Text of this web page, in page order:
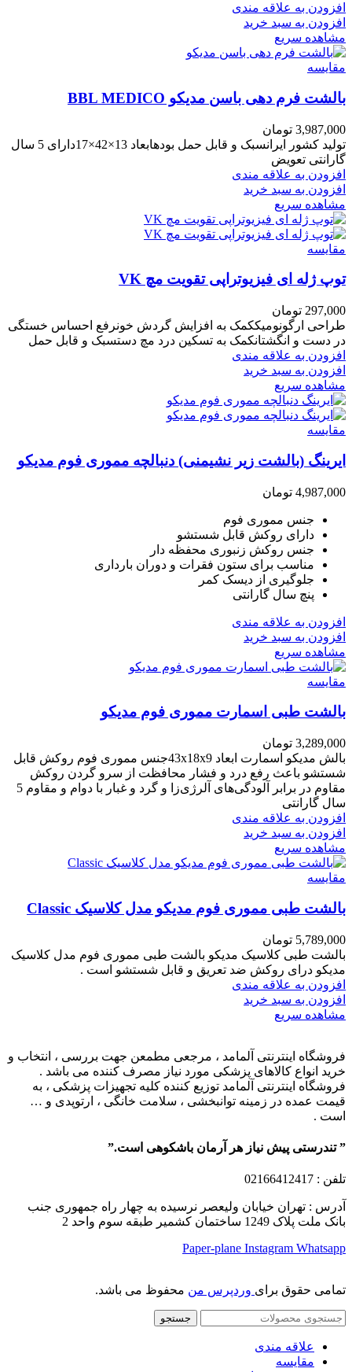
افزودن به علاقه مندی
افزودن به سبد خرید
مشاهده سریع
مقایسه
بالشت فرم دهی باسن مدیکو BBL MEDICO
3,987,000 تومان
تولید کشور ایرانسبک و قابل حمل بودهابعاد 13×42×17دارای 5 سال
گارانتی تعویض
افزودن به علاقه مندی
افزودن به سبد خرید
مشاهده سریع
مقایسه
توپ ژله ای فیزیوتراپی تقویت مچ VK
297,000 تومان
طراحی ارگونومیککمک به افزایش گردش خونرفع احساس خستگی
در دست و انگشتانکمک به تسکین درد مچ دستسبک و قابل حمل
افزودن به علاقه مندی
افزودن به سبد خرید
مشاهده سریع
مقایسه
ایرینگ (بالشت زیر نشیمنی) دنبالچه مموری فوم مدیکو
4,987,000 تومان
جنس مموری فوم
دارای روکش قابل شستشو
جنس روکش زنبوری محفظه دار
مناسب برای ستون فقرات و دوران بارداری
جلوگیری از دیسک کمر
پنچ سال گارانتی
افزودن به علاقه مندی
افزودن به سبد خرید
مشاهده سریع
مقایسه
بالشت طبی اسمارت مموری فوم مدیکو
3,289,000 تومان
بالش مدیکو اسمارت ابعاد 43x18x9جنس مموری فوم روکش قابل
شستشو باعث رفع درد و فشار محافظت از سرو گردن روکش
مقاوم در برابر آلودگی‌های آلرژی‌زا و گرد و غبار با دوام و مقاوم 5
سال گارانتی
افزودن به علاقه مندی
افزودن به سبد خرید
مشاهده سریع
مقایسه
بالشت طبی مموری فوم مدیکو مدل کلاسیک Classic
5,789,000 تومان
بالشت طبی کلاسیک مدیکو بالشت طبی مموری فوم مدل کلاسیک
مدیکو درای روکش ضد تعریق و قابل شستشو است .
افزودن به علاقه مندی
افزودن به سبد خرید
مشاهده سریع
فروشگاه اینترنتی آلمامد ، مرجعی مطمعن جهت بررسی ، انتخاب و
خرید انواع کالاهای پزشکی مورد نیاز مصرف کننده می باشد .
فروشگاه اینترنتی آلمامد توزیع کننده کلیه تجهیزات پزشکی ، به
قیمت عمده در زمینه توانبخشی ، سلامت خانگی ، ارتوپدی و …
است .
” تندرستی پیش نیاز هر آرمان باشکوهی است.”
تلفن : 02166412417
آدرس : تهران خیابان ولیعصر نرسیده به چهار راه جمهوری جنب
بانک ملت پلاک 1249 ساختمان کشمیر طبقه سوم واحد 2
Paper-plane Instagram Whatsapp
تمامی حقوق برای وردپرس من محفوظ می باشد.
جستجو
علاقه مندی
مقایسه